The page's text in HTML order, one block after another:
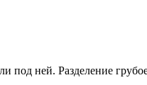
под ней. Разделение